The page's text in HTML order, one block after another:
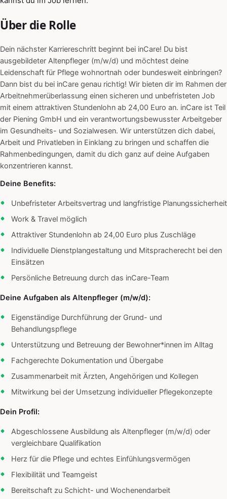
Über die Rolle
Dein nächster Karriereschritt beginnt bei inCare! Du bist
ausgebildeter Altenpfleger (m/w/d) und möchtest deine
Leidenschaft für Pflege wohnortnah oder bundesweit einbringen?
Dann bist du bei inCare genau richtig! Wir bieten dir im Rahmen der
Arbeitnehmerüberlassung einen sicheren und unbefristeten Job
mit einem attraktiven Stundenlohn ab 24,00 Euro an. inCare ist Teil
der Piening GmbH und ein verantwortungsbewusster Arbeitgeber
im Gesundheits- und Sozialwesen. Wir unterstützen dich dabei,
Arbeit und Privatleben in Einklang zu bringen und schaffen die
Rahmenbedingungen, damit du dich ganz auf deine Aufgaben
konzentrieren kannst.
Deine Benefits:
Unbefristeter Arbeitsvertrag und langfristige Planungssicherheit
Work & Travel möglich
Attraktiver Stundenlohn ab 24,00 Euro plus Zuschläge
Individuelle Dienstplangestaltung und Mitspracherecht bei den
Einsätzen
Persönliche Betreuung durch das inCare-Team
Deine Aufgaben als Altenpfleger (m/w/d):
Eigenständige Durchführung der Grund- und
Behandlungspflege
Unterstützung und Betreuung der Bewohner*innen im Alltag
Fachgerechte Dokumentation und Übergabe
Zusammenarbeit mit Ärzten, Angehörigen und Kollegen
Mitwirkung bei der Umsetzung individueller Pflegekonzepte
Dein Profil:
Abgeschlossene Ausbildung als Altenpfleger (m/w/d) oder
vergleichbare Qualifikation
Herz für die Pflege und echtes Einfühlungsvermögen
Flexibilität und Teamgeist
Bereitschaft zu Schicht- und Wochenendarbeit